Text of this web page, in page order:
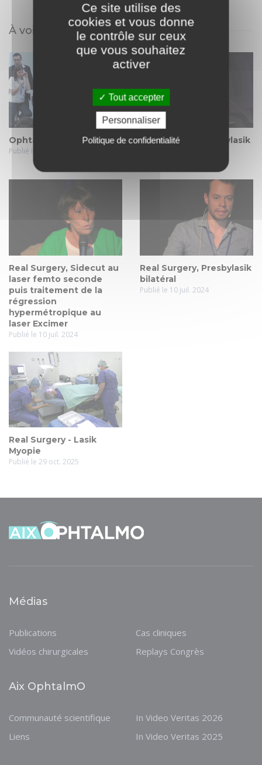
À voir également
Ophta Game, presbytie
Publié le 11 août 2023
La presbytie: presbylasik
Real Surgery, Sidecut au
laser femto seconde
puis traitement de la
régression
hypermétropique au
laser Excimer
Publié le 10 juil. 2024
Real Surgery, Presbylasik
bilatéral
Publié le 10 juil. 2024
Real Surgery - Lasik
Myopie
Publié le 29 oct. 2025
Médias
Publications
Vidéos chirurgicales
Cas cliniques
Replays Congrès
Aix OphtalmO
Communauté scientifique
Liens
In Video Veritas 2026
In Video Veritas 2025
Ce site utilise des
cookies et vous donne
le contrôle sur ceux
que vous souhaitez
activer
Tout accepter
Personnaliser
Politique de confidentialité